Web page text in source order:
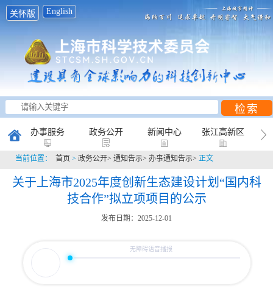
关怀版 English
办事服务 政务公开 新闻中心 张江高新区
创新研究 科普天地 互动平台
当前位置： 首页 > 政务公开> 通知告示> 办事通知告示> 正文
关于上海市2025年度创新生态建设计划“国内科
技合作”拟立项项目的公示
发布日期：2025-12-01